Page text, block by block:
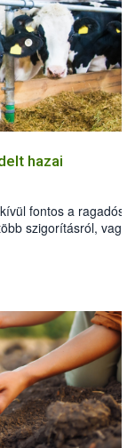
hazai
fontos a ragadós
szigorításról, vagy
felszámolt telepek
további korlátozás alá
zártan tarthatók,
az állatok csak
a kilőtt vadak is csak